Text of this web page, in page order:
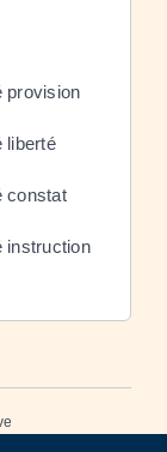
provision
liberté
constat
instruction